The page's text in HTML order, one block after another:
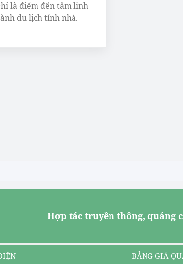
là điểm đến tâm linh
du lịch tỉnh nhà.
Hợp tác truyền thông, quảng
BẢNG GIÁ